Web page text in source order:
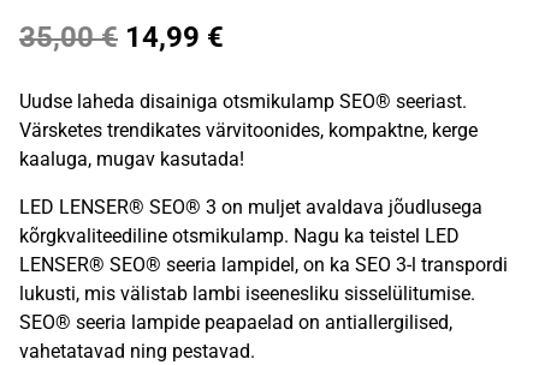
35,00€ Algne
oli:
35,00 €.
14,99 €
on:
14,99 €.
Uudse laheda disainiga otsmikulamp SEO® seeriast.
Värsketes trendikates värvitoonides, kompaktne, kerge
kaaluga, mugav kasutada!
LED LENSER® SEO® 3 on muljet avaldava jõudlusega
kõrgkvaliteediline otsmikulamp. Nagu ka teistel LED
LENSER® SEO® seeria lampidel, on ka SEO 3-l transpordi
lukusti, mis välistab lambi iseenesliku sisselülitumise.
SEO® seeria lampide peapaelad on antiallergilised,
vahetatavad ning pestavad.